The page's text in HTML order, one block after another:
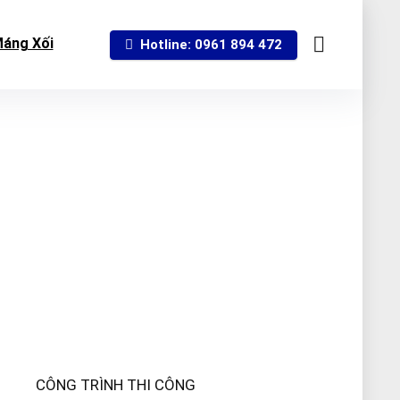
Xối Hotline: 0961 894 472
CÔNG TRÌNH THI CÔNG